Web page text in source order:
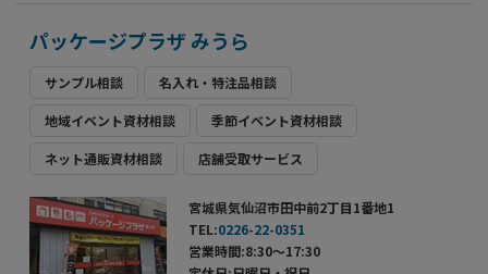
パッケージプラザ みうら
サンプル相談 名入れ・特注品相談
地域イベント資材相談 季節イベント資材相談
ネット通販資材相談 店舗受取サービス
宮城県気仙沼市田中前2丁目1番地1
TEL:0226-22-0351
営業時間:8:30～17:30